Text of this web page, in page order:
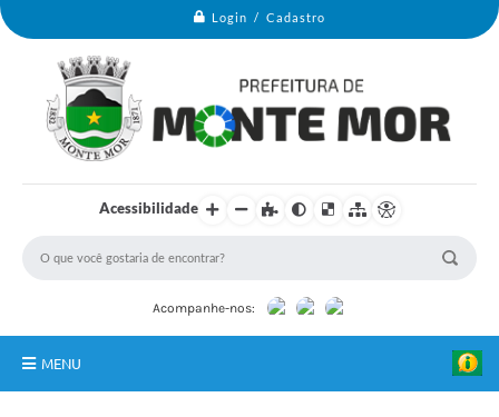
Login / Cadastro
Acessibilidade
Acompanhe-nos:
MENU